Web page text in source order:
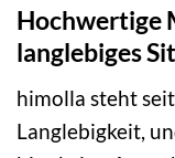
Hochwertige
langlebiges
himolla steht
Langlebigkeit,